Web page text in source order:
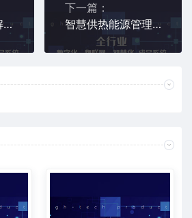
低空AI智慧农业解决方案
下一篇：
智慧供热能源管理系统